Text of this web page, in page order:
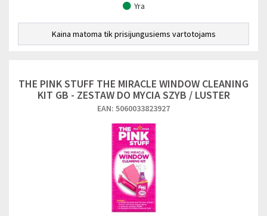
Yra
Kaina matoma tik prisijungusiems vartotojams
THE PINK STUFF THE MIRACLE WINDOW CLEANING
KIT GB - ZESTAW DO MYCIA SZYB / LUSTER
EAN: 5060033823927